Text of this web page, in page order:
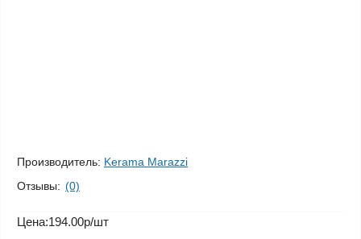
Производитель: Kerama Marazzi
Отзывы: (0)
Цена:194.00р/шт